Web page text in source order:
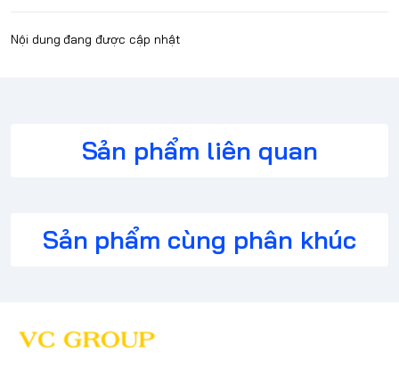
Nội dung đang được cập nhật
Sản phẩm liên quan
Sản phẩm cùng phân khúc